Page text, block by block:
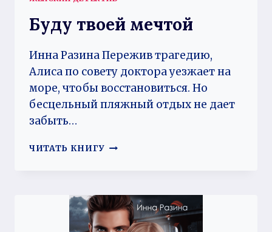
Буду твоей мечтой
Инна Разина Пережив трагедию,
Алиса по совету доктора уезжает на
море, чтобы восстановиться. Но
бесцельный пляжный отдых не дает
забыть…
ЧИТАТЬ КНИГУ БУДУ